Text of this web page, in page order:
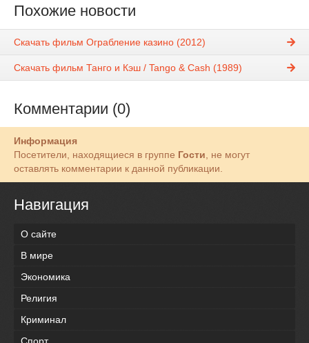
Похожие новости
Скачать фильм Ограбление казино (2012)
Скачать фильм Танго и Кэш / Tango & Cash (1989)
Комментарии (0)
Информация
Посетители, находящиеся в группе Гости, не могут
оставлять комментарии к данной публикации.
Навигация
О сайте
В мире
Экономика
Религия
Криминал
Спорт